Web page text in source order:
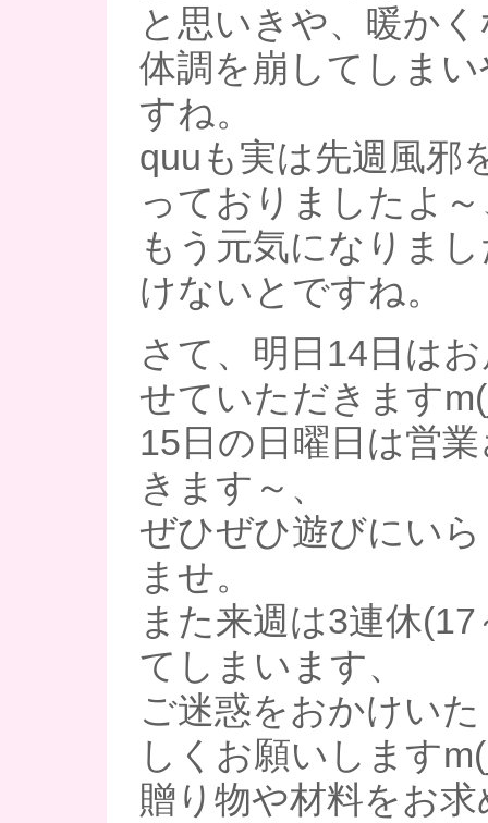
と思いきや、暖か
体調を崩してしま
すね。
quuも実は先週風邪
っておりましたよ
もう元気になりま
けないとですね。
さて、明日14日は
せていただきます
15日の日曜日は営
きます～、
ぜひぜひ遊びにい
ませ。
また来週は3連休
てしまいます、
ご迷惑をおかけい
しくお願いします
贈り物や材料をお